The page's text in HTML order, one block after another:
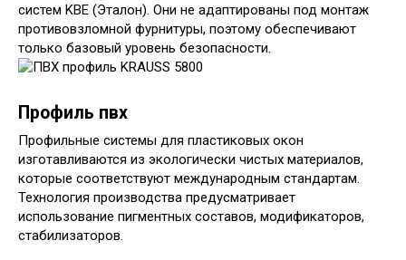
систем KBE (Эталон). Они не адаптированы под монтаж
противовзломной фурнитуры, поэтому обеспечивают
только базовый уровень безопасности.
Профиль пвх
Профильные системы для пластиковых окон
изготавливаются из экологически чистых материалов,
которые соответствуют международным стандартам.
Технология производства предусматривает
использование пигментных составов, модификаторов,
стабилизаторов.